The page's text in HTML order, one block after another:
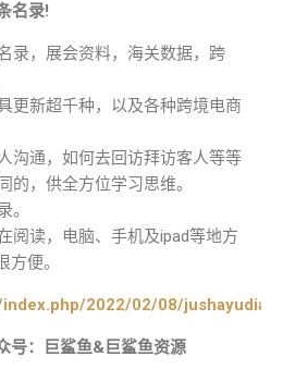
名录!
录，展会资料，海关数据，跨
更新超千种，以及各种跨境电商
沟通，如何去回访拜访客人等等
的，供全方位学习思维。
。
阅读，电脑、手机及ipad等地方
方便。
index.php/2022/02/08/
号：巨鲨鱼&巨鲨鱼资源